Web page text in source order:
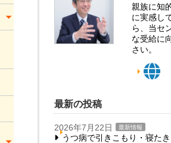
親族に知
に実感し
ら、当セ
な受給に
さい。
最新の投稿
2026年7月22日 最新情報
うつ病で引きこもり・寝た